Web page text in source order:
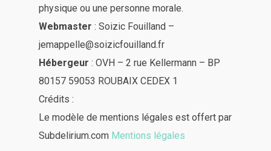
physique ou une personne morale.
Webmaster : Soizic Fouilland –
jemappelle@soizicfouilland.fr
Hébergeur : OVH – 2 rue Kellermann – BP
80157 59053 ROUBAIX CEDEX 1
Crédits :
Le modèle de mentions légales est offert par
Subdelirium.com Mentions légales